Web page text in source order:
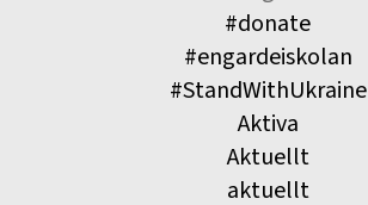
#donate
#engardeiskolan
#StandWithUkraine
Aktiva
Aktuellt
aktuellt